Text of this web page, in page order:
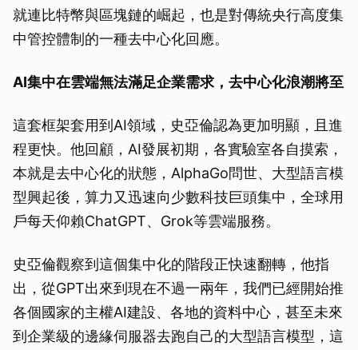
就連比特幣與區塊鏈的崛起，也是對傳統央行高度集
中管控體制的一種去中心化回應。
AI集中在雲端無法滿足企業需求，去中心化浪潮將至
這套框架套用到AI領域，史亞倫認為更加明顯，且進
程更快。他回顧，AI發展初期，各實驗室各自摸索，
本就是去中心化的狀態，AlphaGo問世、大型語言模
型興起後，算力又迅速向少數科技巨頭集中，全球用
戶每天仰賴ChatGPT、Grok等雲端服務。
史亞倫觀察到這個集中化的階段正快速翻轉，他指
出，從GPT出來到現在不過一兩年，我們已經開始推
各個國家的主權AI建設、各地的資料中心，甚至未來
到企業級的邊緣伺服器去跑自己的大型語言模型，這